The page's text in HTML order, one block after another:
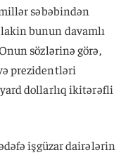
səbəbindən
bunun davamlı
sözlərinə görə,
prezidentləri
dollarlıq ikitərəfli
işgüzar dairələrin